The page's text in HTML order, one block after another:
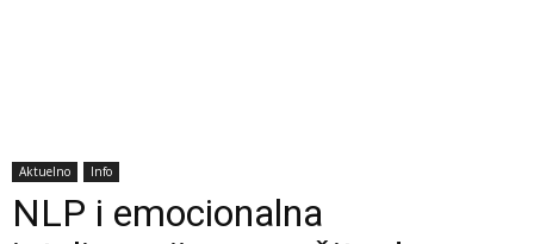
Aktuelno Info
NLP i emocionalna